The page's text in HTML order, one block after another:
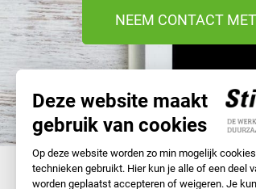
NEEM CONTACT